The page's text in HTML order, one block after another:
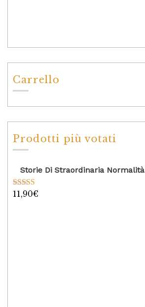
Carrello
Prodotti più votati
Storie Di Straordinaria Normalità
Valutato
11,90€